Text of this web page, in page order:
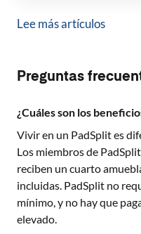
Lee más artículos
Preguntas
¿Cuáles son los
Vivir en un PadSplit es
Los miembros de
reciben un cuarto
incluidas. PadSplit no
mínimo, y no hay que
elevado.